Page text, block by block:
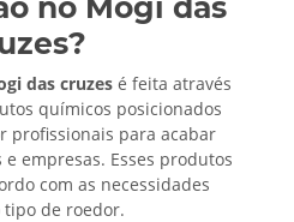
das cruzesé feita através
químicos posicionados
profissionais para acabar
empresas. Esses produtos
com as necessidades
tipo de roedor.